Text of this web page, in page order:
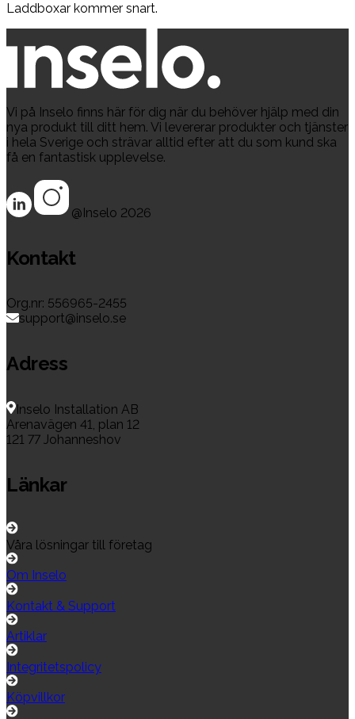
Laddboxar kommer snart.
Vi på Inselo finns här för dig när du behöver hjälp med din
nya produkt till ditt hem. Vi levererar produkter och tjänster
i hela Sverige och strävar alltid efter att du som kund ska
få en fantastisk upplevelse.
@Inselo 2026
Kontakt
Org.nr: 556965-2455
support@inselo.se
Adress
Inselo Installation AB
Arenavägen 41, plan 12
121 77 Johanneshov
Länkar
Våra lösningar till företag
Om Inselo
Kontakt & Support
Artiklar
Integritetspolicy
Köpvillkor